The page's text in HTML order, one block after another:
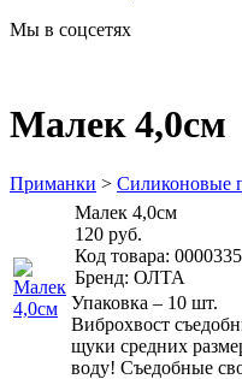
Мы в соцсетях
Малек 4,0см
Приманки > Силиконовые
Малек 4,0см
120 руб.
Код товара:
Бренд: ОЛТА
Упаковка – 10 шт.
Виброхвост
щуки средних
воду! Съедобные